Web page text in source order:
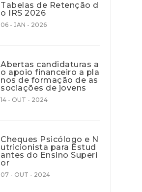
Tabelas de Retenção d
o IRS 2026
06 - JAN - 2026
Abertas candidaturas a
o apoio financeiro a pla
nos de formação de as
sociações de jovens
14 - OUT - 2024
Cheques Psicólogo e N
utricionista para Estud
antes do Ensino Superi
or
07 - OUT - 2024